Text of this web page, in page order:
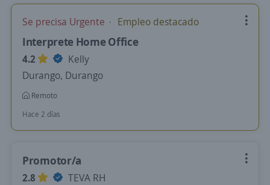
Se precisa Urgente Empleo destacado
Interprete Home Office
4.2
Kelly
Durango, Durango
Remoto
Hace 2 días
Promotor/a
2.8
TEVA RH